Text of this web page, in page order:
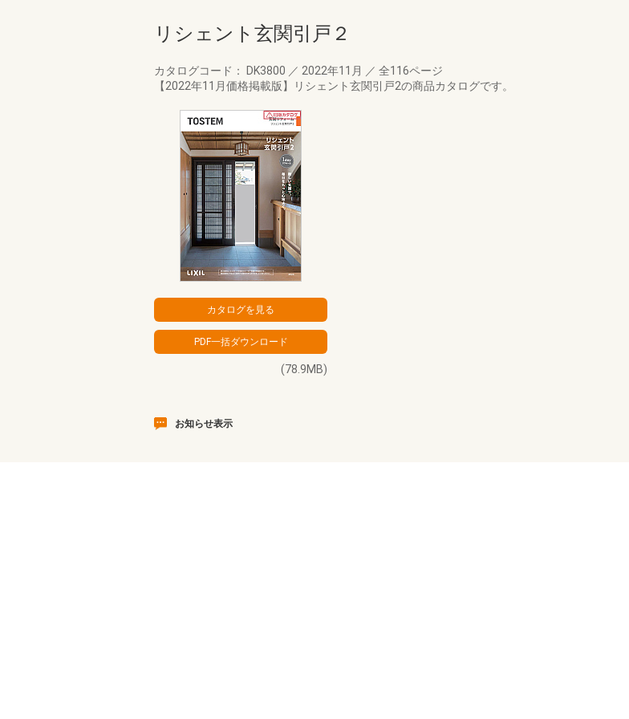
リシェント玄関引戸２
カタログコード： DK3800 ／ 2022年11月 ／ 全116ページ
【2022年11月価格掲載版】リシェント玄関引戸2の商品カタログです。
(78.9MB)
お知らせ表示